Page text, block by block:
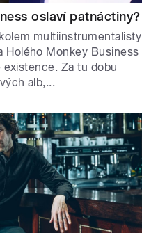
oslaví patnáctiny?
multiinstrumentalisty
Holého Monkey Business
existence. Za tu dobu
alb,...